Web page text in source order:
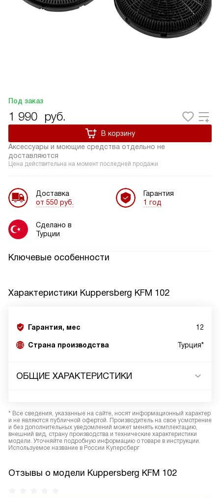
Под заказ
1 990 руб.
Аксессуары и моющие средства отдельно не
доставляются
В корзину
Цена действительна на момент последней продажи
Доставка
от 550 руб.
Гарантия
1 год
Сделано в
Турции
Ключевые особенности
Характеристики Kuppersberg KFM 102
Гарантия, мес 12
Страна производства Турция*
ОБЩИЕ ХАРАКТЕРИСТИКИ
* Все сведения, указанные на сайте, носят информационный характер
и не являются публичной офертой. Производитель на свое усмотрение
и без дополнительных уведомлений может менять комплектацию,
внешний вид, страну производства и технические характеристики
модели. Уточняйте подробную информацию о товаре в инструкции.
Используемое название в России Куперсберг
Отзывы о модели Kuppersberg KFM 102